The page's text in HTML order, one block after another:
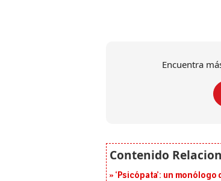
Encuentra
‘Psicópata’: un